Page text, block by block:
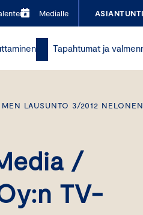
Medialle
Tapahtumat ja
MEN LAUSUNTO 3/2012
/
TV-